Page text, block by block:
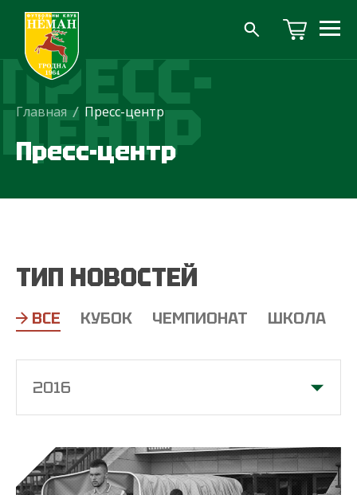
ПРЕСС-
ЦЕНТР
Главная / Пресс-центр
Пресс-центр
2016
ТИП НОВОСТЕЙ
ВСЕ КУБОК ЧЕМПИОНАТ ШКОЛА